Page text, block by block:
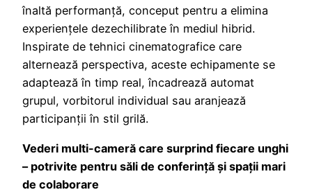
înaltă performanță, conceput pentru a elimina
experiențele dezechilibrate în mediul hibrid.
Inspirate de tehnici cinematografice care
alternează perspectiva, aceste echipamente se
adaptează în timp real, încadrează automat
grupul, vorbitorul individual sau aranjează
participanții în stil grilă.
Vederi multi-cameră care surprind fiecare unghi
– potrivite pentru săli de conferință și spații mari
de colaborare